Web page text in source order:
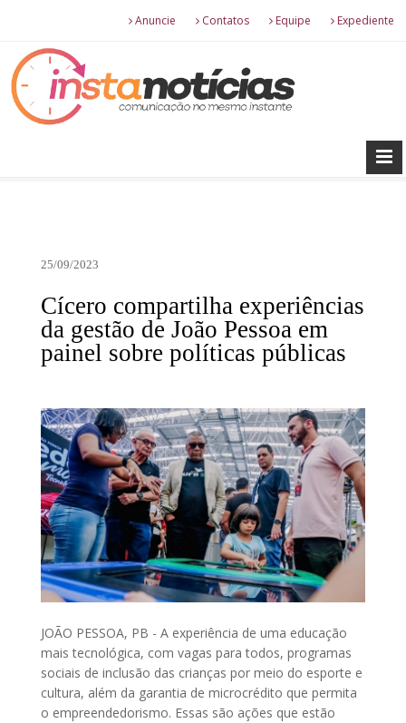
Anuncie Contatos Equipe Expediente
25/09/2023
Cícero compartilha experiências
da gestão de João Pessoa em
painel sobre políticas públicas
JOÃO PESSOA, PB - A experiência de uma educação
mais tecnológica, com vagas para todos, programas
sociais de inclusão das crianças por meio do esporte e
cultura, além da garantia de microcrédito que permita
o empreendedorismo. Essas são ações que estão